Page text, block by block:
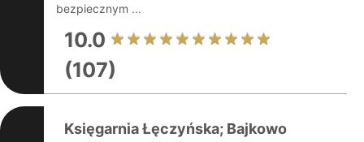
bezpiecznym ...
10.0
(107)
Księgarnia Łęczyńska; Bajkowo